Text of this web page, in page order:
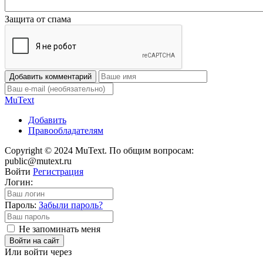
Защита от спама
Добавить комментарий
MuText
Добавить
Правообладателям
Copyright © 2024 MuText. По общим вопросам:
public@mutext.ru
Войти Регистрация
Логин:
Пароль: Забыли пароль?
Не запоминать меня
Войти на сайт
Или войти через